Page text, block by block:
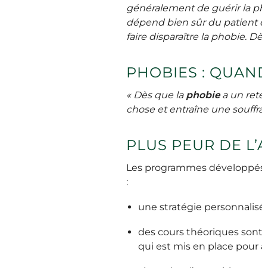
généralement de guérir la
dépend bien sûr du patient
faire disparaître la phobie.
PHOBIES :
« Dès que la phobiea un
chose et entraîne une
PLUS PEUR DE
Les programmes
:
une stratégie
des cours théoriques
qui est mis en place pour